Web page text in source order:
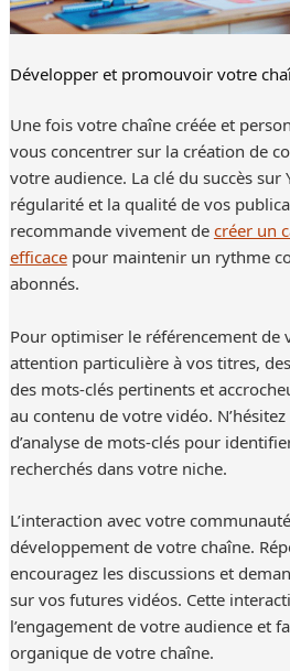
Développer et promouvoir votre
Une fois votre chaîne créée et
vous concentrer sur la création de
votre audience. La clé du succès sur
régularité et la qualité de vos
recommande vivement decréer un
efficacepour maintenir un rythme
abonnés.
Pour optimiser le référencement de
attention particulière à vos titres,
des mots-clés pertinents et
au contenu de votre vidéo.
d’analyse de mots-clés pour
recherchés dans votre niche.
L’interaction avec votre
développement de votre chaîne.
encouragez les discussions et
sur vos futures vidéos. Cette
l’engagement de votre audience et
organique de votre chaîne.